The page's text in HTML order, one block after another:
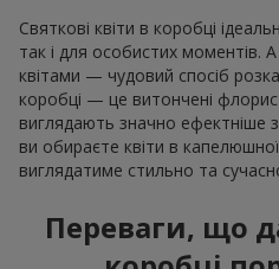
Святкові квіти в коробці
так і для особистих моментів.
квітами — чудовий спосіб
коробці — це витончені
виглядають значно ефектніше
ви обираєте квіти в
виглядатиме стильно та
Переваги, що